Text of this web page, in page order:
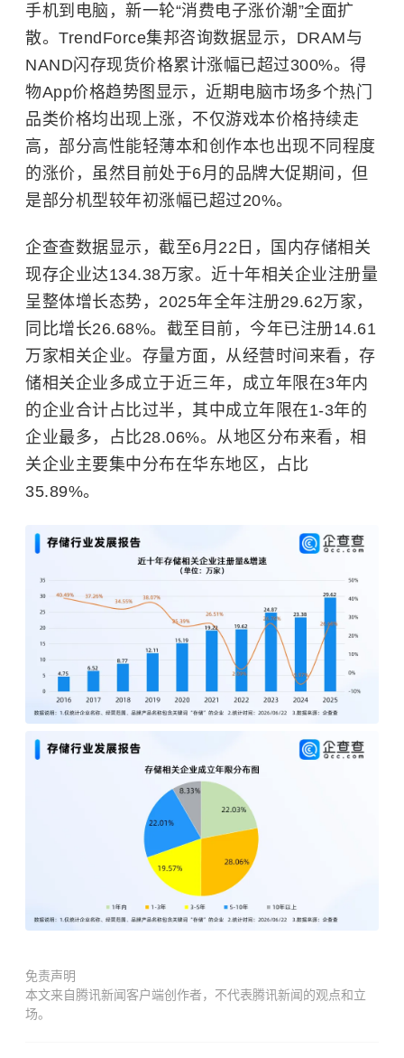
手机到电脑，新一轮“消费电子涨价潮”全面扩
散。TrendForce集邦咨询数据显示，DRAM与
NAND闪存现货价格累计涨幅已超过300%。得
物App价格趋势图显示，近期电脑市场多个热门
品类价格均出现上涨，不仅游戏本价格持续走
高，部分高性能轻薄本和创作本也出现不同程度
的涨价，虽然目前处于6月的品牌大促期间，但
是部分机型较年初涨幅已超过20%。
企查查数据显示，截至6月22日，国内存储相关
现存企业达134.38万家。近十年相关企业注册量
呈整体增长态势，2025年全年注册29.62万家，
同比增长26.68%。截至目前，今年已注册14.61
万家相关企业。存量方面，从经营时间来看，存
储相关企业多成立于近三年，成立年限在3年内
的企业合计占比过半，其中成立年限在1-3年的
企业最多，占比28.06%。从地区分布来看，相
关企业主要集中分布在华东地区，占比
35.89%。
免责声明
本文来自腾讯新闻客户端创作者，不代表腾讯新闻的观点和立
场。